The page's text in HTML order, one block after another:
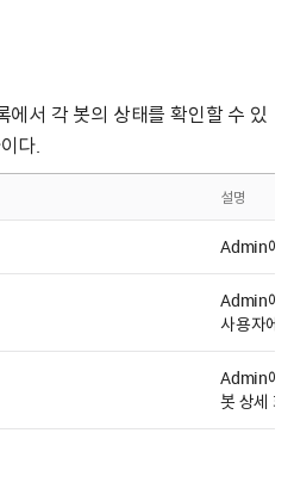
서 각 봇의 상태를 확인할 수 있
다.
설명
Admin에
Admin에
사용자에
Admin에
봇 상세 화